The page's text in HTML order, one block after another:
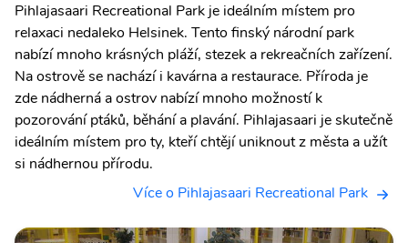
Pihlajasaari Recreational Park je ideálním místem pro
relaxaci nedaleko Helsinek. Tento finský národní park
nabízí mnoho krásných pláží, stezek a rekreačních zařízení.
Na ostrově se nachází i kavárna a restaurace. Příroda je
zde nádherná a ostrov nabízí mnoho možností k
pozorování ptáků, běhání a plavání. Pihlajasaari je skutečně
ideálním místem pro ty, kteří chtějí uniknout z města a užít
si nádhernou přírodu.
Více o Pihlajasaari Recreational Park